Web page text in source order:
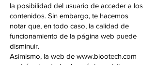
la posibilidad del usuario de acceder a los
contenidos. Sin embargo, te hacemos
notar que, en todo caso, la calidad de
funcionamiento de la página web puede
disminuir.
Asimismo, la web de www.biootech.com